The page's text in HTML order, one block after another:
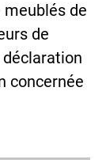
de
de
concernée